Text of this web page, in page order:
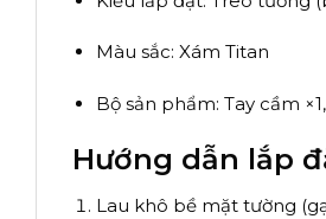
Màu sắc: Xám Titan
Bộ sản phẩm: Tay cầm
Hướng dẫn lắp
Lau khô bề mặt tường